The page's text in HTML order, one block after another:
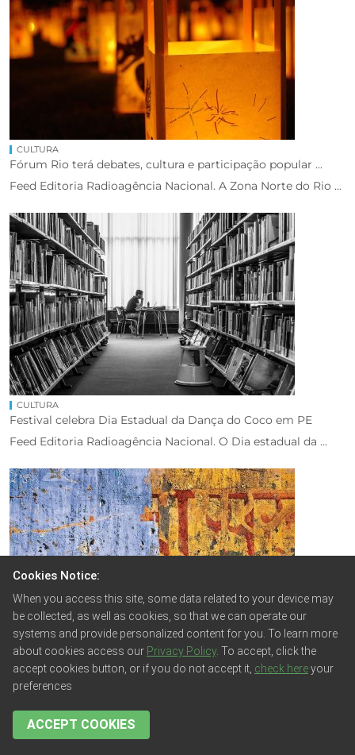
CULTURA
Fórum Rio terá debates, cultura e participação popular ...
Feed Editoria Radioagência Nacional. A Zona Norte do Rio ...
CULTURA
Festival celebra Dia Estadual da Dança do Coco em PE
Feed Editoria Radioagência Nacional. O Dia estadual da ...
Projeto leva cultura popular para cidades pernambucanas
Feed Editoria Radioagência Nacional. Em mais uma ...
Cookies Notice:
When you access this site, some data related to your device may
be collected, as well as cookies, so that we can operate our
systems and provide personalized content for you. To learn more
about cookies access our Privacy Policy. To accept, click the
accept cookies button, or if you do not accept it, check hereyour
preferences
ACCEPT COOKIES